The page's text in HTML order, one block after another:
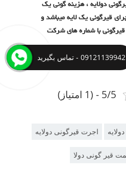
دولایه ، هزینه گونی یک
قیرگونی یک لایه میباشد و
با شماره های شرکت
دولایه | دستمزد
5/5 - (1 امتیاز)
اجرت قیرگونی دولایه
قیر گونی دولا
09121139942 - تماس بگیرید